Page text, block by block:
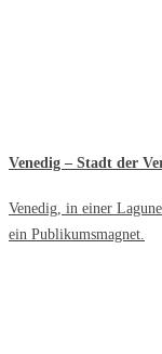
Venedig – Stadt der
Venedig, in einer
ein Publikumsmagnet.